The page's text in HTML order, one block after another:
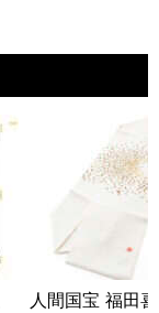
人間国宝 福田